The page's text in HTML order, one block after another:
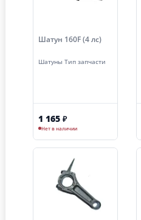
Шатун 160F (4 лс)
Шатуны Тип запчасти
1 165 ₽
Нет в наличии